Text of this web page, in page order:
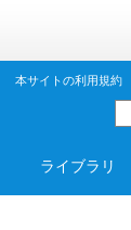
本サイトの利用規約
ライブラリ